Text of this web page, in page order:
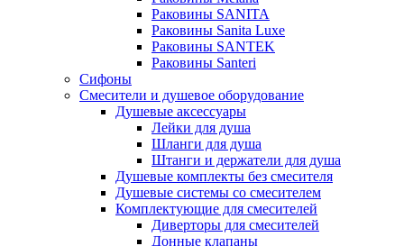
Раковины SANITA
Раковины Sanita Luxe
Раковины SANTEK
Раковины Santeri
Сифоны
Смесители и душевое оборудование
Душевые аксессуары
Лейки для душа
Шланги для душа
Штанги и держатели для душа
Душевые комплекты без смесителя
Душевые системы со смесителем
Комплектующие для смесителей
Диверторы для смесителей
Донные клапаны